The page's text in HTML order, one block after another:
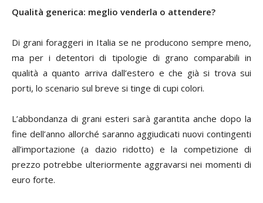
Qualità generica: meglio venderla o attendere?
Di grani foraggeri in Italia se ne producono sempre meno,
ma per i detentori di tipologie di grano comparabili in
qualità a quanto arriva dall’estero e che già si trova sui
porti, lo scenario sul breve si tinge di cupi colori.
L’abbondanza di grani esteri sarà garantita anche dopo la
fine dell’anno allorché saranno aggiudicati nuovi contingenti
all’importazione (a dazio ridotto) e la competizione di
prezzo potrebbe ulteriormente aggravarsi nei momenti di
euro forte.